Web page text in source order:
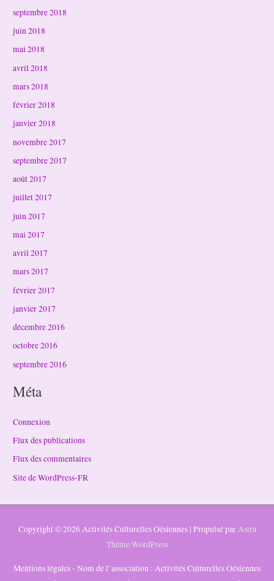
septembre 2018
juin 2018
mai 2018
avril 2018
mars 2018
février 2018
janvier 2018
novembre 2017
septembre 2017
août 2017
juillet 2017
juin 2017
mai 2017
avril 2017
mars 2017
février 2017
janvier 2017
décembre 2016
octobre 2016
septembre 2016
Méta
Connexion
Flux des publications
Flux des commentaires
Site de WordPress-FR
Copyright © 2026Activités Culturelles Oésiennes | Propulsé parAstra
Thème WordPress
Mentions légales - Nom de l’association : Activités Culturelles Oésiennes